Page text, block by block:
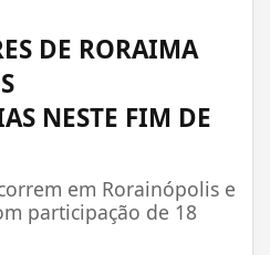
DE RORAIMA
NESTE FIM DE
em Rorainópolis e
participação de 18